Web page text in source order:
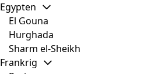
Egypten
El Gouna
Hurghada
Sharm el-Sheikh
Frankrig